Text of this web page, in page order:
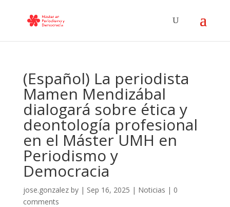
(Español) La periodista
Mamen Mendizábal
dialogará sobre ética y
deontología profesional
en el Máster UMH en
Periodismo y
Democracia
jose.gonzalezby | Sep 16, 2025 | Noticias | 0
comments